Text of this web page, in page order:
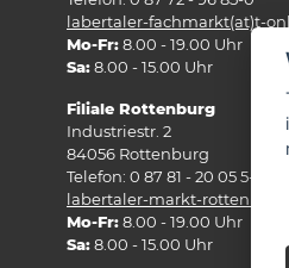
labertaler-fachmarkt(at)t-
Mo-Fr:8.00 - 19.00 Uhr
Sa:8.00 - 15.00 Uhr
Filiale Rottenburg
Industriestr. 2
84056 Rottenburg
Telefon: 0 87 81 - 20 05 5-0
labertaler-markt-
Mo-Fr:8.00 - 19.00 Uhr
Sa:8.00 - 15.00 Uhr